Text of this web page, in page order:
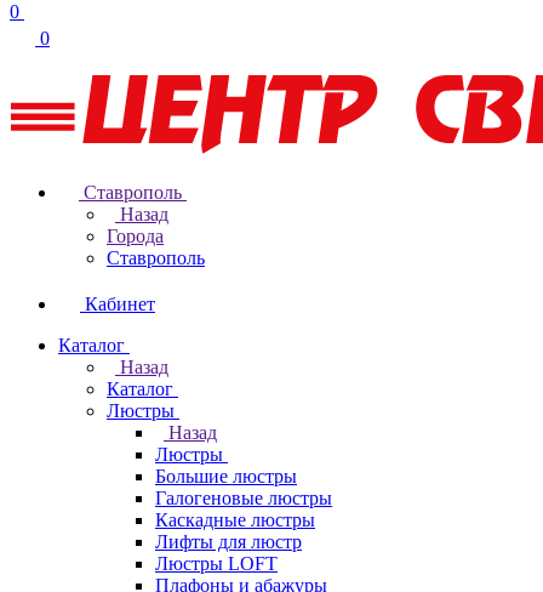
0
0
Ставрополь
Назад
Города
Ставрополь
Кабинет
Каталог
Назад
Каталог
Люстры
Назад
Люстры
Большие люстры
Галогеновые люстры
Каскадные люстры
Лифты для люстр
Люстры LOFT
Плафоны и абажуры